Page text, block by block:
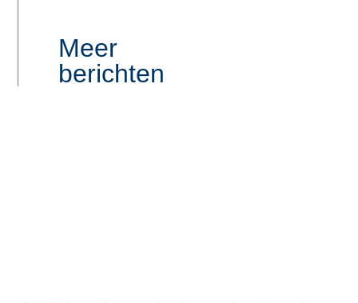
Meer
berichten